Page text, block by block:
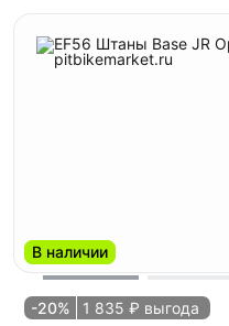
В наличии
-20% 1 835 ₽ выгода